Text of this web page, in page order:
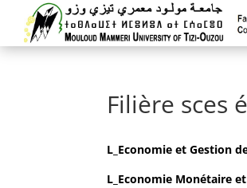
Filière sces
L_Economie et Gestion
L Economie Monétaire